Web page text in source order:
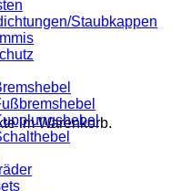
im Warenkorb.
Staubkappen